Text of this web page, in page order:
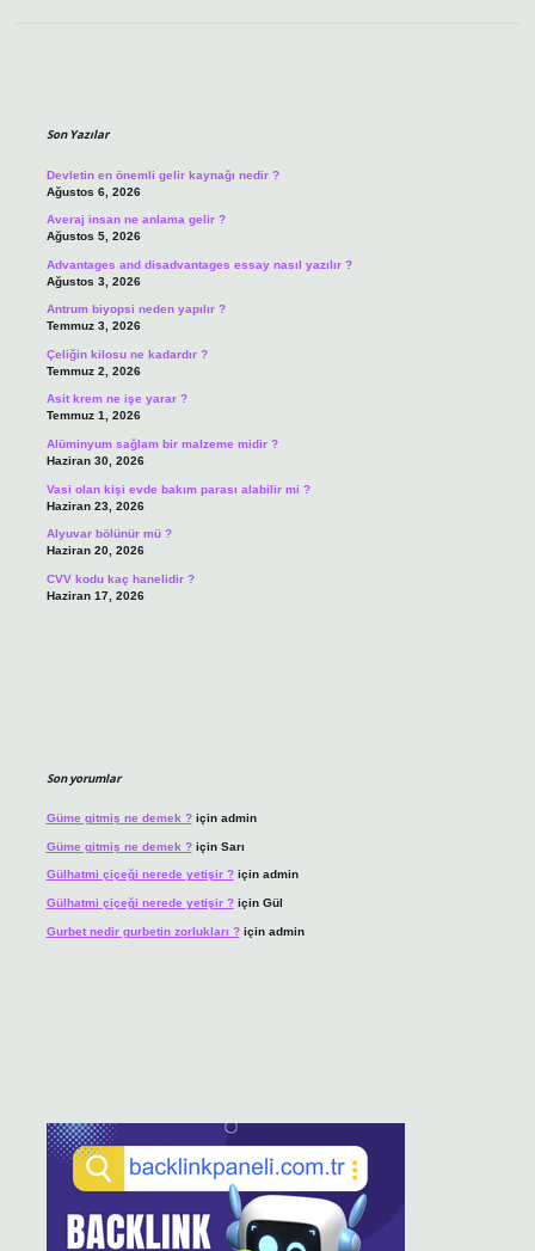
Son Yazılar
Devletin en önemli gelir kaynağı nedir ?
Ağustos 6, 2026
Averaj insan ne anlama gelir ?
Ağustos 5, 2026
Advantages and disadvantages essay nasıl yazılır ?
Ağustos 3, 2026
Antrum biyopsi neden yapılır ?
Temmuz 3, 2026
Çeliğin kilosu ne kadardır ?
Temmuz 2, 2026
Asit krem ne işe yarar ?
Temmuz 1, 2026
Alüminyum sağlam bir malzeme midir ?
Haziran 30, 2026
Vasi olan kişi evde bakım parası alabilir mi ?
Haziran 23, 2026
Alyuvar bölünür mü ?
Haziran 20, 2026
CVV kodu kaç hanelidir ?
Haziran 17, 2026
Son yorumlar
Güme gitmiş ne demek ?için admin
Güme gitmiş ne demek ?için Sarı
Gülhatmi çiçeği nerede yetişir ?için admin
Gülhatmi çiçeği nerede yetişir ?için Gül
Gurbet nedir gurbetin zorlukları ?için admin